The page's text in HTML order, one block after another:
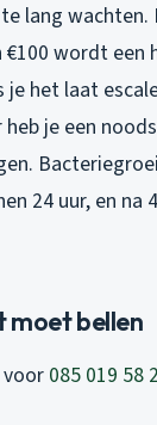
lang wachten.
wordt een
je het laat
je een
24 uur, en na
moet bellen
085 019 58